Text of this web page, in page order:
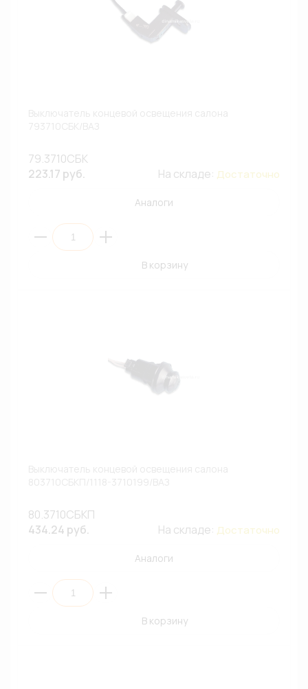
79.3710СБК
223.17 руб.
На складе: Достаточно
Аналоги
В корзину
80.3710СБКП
434.24 руб.
На складе: Достаточно
Аналоги
В корзину